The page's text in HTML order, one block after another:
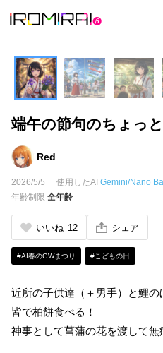
端午の節句のちょっ
Red
2026/5/5 使用したAI Gemini/Nano
年齢制限 全年齢
いいね 12 シェア
#AI春のGWまつり #こどもの日
近所の子供達（＋男手）と鯉の
皆で柏餅食べる！
神事として菖蒲の花を渡して無